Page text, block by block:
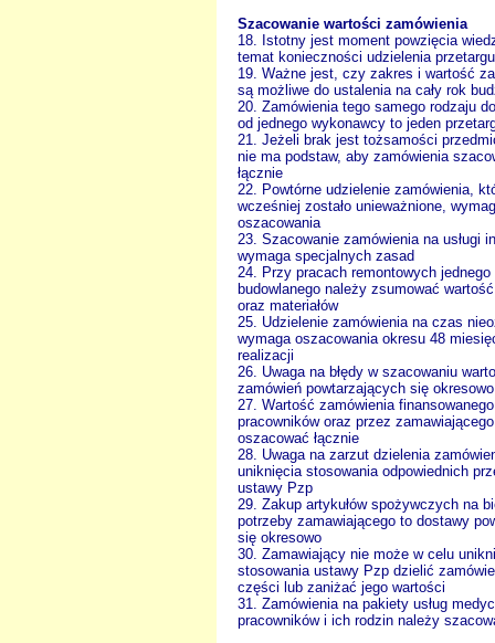
Szacowanie wartości zamówienia
18. Istotny jest moment powzięcia
temat konieczności udzielenia przetargu
19. Ważne jest, czy zakres i wartość
są możliwe do ustalenia na cały rok
20. Zamówienia tego samego rodzaju
od jednego wykonawcy to jeden
21. Jeżeli brak jest tożsamości
nie ma podstaw, aby zamówienia
łącznie
22. Powtórne udzielenie zamówienia,
wcześniej zostało unieważnione,
oszacowania
23. Szacowanie zamówienia na usługi
wymaga specjalnych zasad
24. Przy pracach remontowych jednego
budowlanego należy zsumować
oraz materiałów
25. Udzielenie zamówienia na czas
wymaga oszacowania okresu 48
realizacji
26. Uwaga na błędy w szacowaniu
zamówień powtarzających się okresowo
27. Wartość zamówienia
pracowników oraz przez
oszacować łącznie
28. Uwaga na zarzut dzielenia
uniknięcia stosowania odpowiednich
ustawy Pzp
29. Zakup artykułów spożywczych na
potrzeby zamawiającego to dostawy
się okresowo
30. Zamawiający nie może w celu
stosowania ustawy Pzp dzielić
części lub zaniżać jego wartości
31. Zamówienia na pakiety usług
pracowników i ich rodzin należy